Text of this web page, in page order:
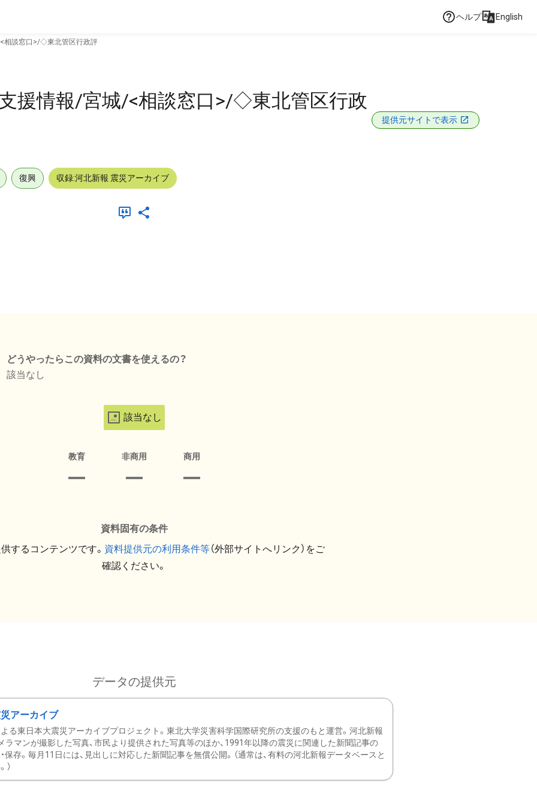
ヘルプ English
相談窓口>/◇東北管区行政評
援情報/宮城/<相談窓口>/◇東北管区行政
提供元サイトで表示
復興 収録:河北新報 震災アーカイブ
どうやったらこの資料の文書を使えるの？
該当なし
該当なし
教育 非商用 商用
資料固有の条件
するコンテンツです。 資料提供元の利用条件等（外部サイトへリンク）をご
確認ください。
データの提供元
アーカイブ
る東日本大震災アーカイブプロジェクト。東北大学災害科学国際研究所の支援のもと運営。河北新報
ラマンが撮影した写真、市民より提供された写真等のほか、1991年以降の震災に関連した新聞記事の
保存。毎月11日には、見出しに対応した新聞記事を無償公開。（通常は、有料の河北新報データベースと
）